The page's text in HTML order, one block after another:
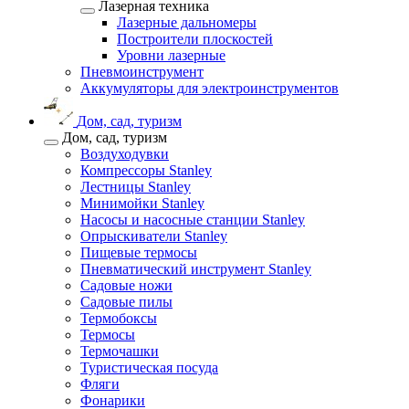
Лазерная техника
Лазерные дальномеры
Построители плоскостей
Уровни лазерные
Пневмоинструмент
Аккумуляторы для электроинструментов
Дом, сад, туризм
Дом, сад, туризм
Воздуходувки
Компрессоры Stanley
Лестницы Stanley
Минимойки Stanley
Насосы и насосные станции Stanley
Опрыскиватели Stanley
Пищевые термосы
Пневматический инструмент Stanley
Садовые ножи
Садовые пилы
Термобоксы
Термосы
Термочашки
Туристическая посуда
Фляги
Фонарики